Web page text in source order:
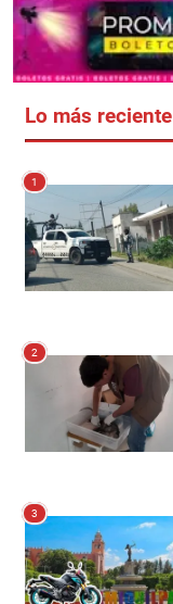
Lo más reciente
1
2
3